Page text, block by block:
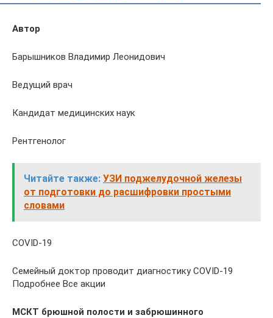
Автор
Барышников Владимир Леонидович
Ведущий врач
Кандидат медицинских наук
Рентгенолог
Читайте также: УЗИ поджелудочной железы
от подготовки до расшифровки простыми
словами
COVID-19
Семейный доктор проводит диагностику COVID-19
Подробнее Все акции
МСКТ брюшной полости и забрюшинного